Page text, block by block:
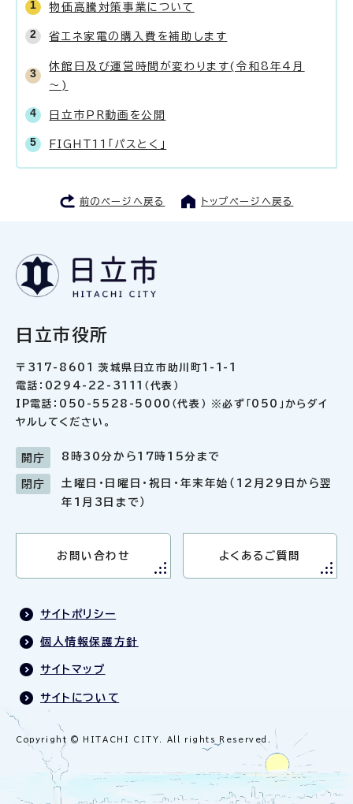
物価高騰対策事業について
省エネ家電の購入費を補助します
休館日及び運営時間が変わります(令和8年4月
～)
日立市PR動画を公開
FIGHT11「パスとく」
前のページへ戻る トップページへ戻る
日立市役所
〒317-8601 茨城県日立市助川町1-1-1
電話：0294-22-3111（代表）
IP電話：050-5528-5000（代表） ※必ず「050」からダイ
ヤルしてください。
開庁 8時30分から17時15分まで
閉庁
土曜日・日曜日・祝日・年末年始（12月29日から翌
年1月3日まで）
お問い合わせ よくあるご質問
サイトポリシー
個人情報保護方針
サイトマップ
サイトについて
Copyright © HITACHI CITY. All rights Reserved.